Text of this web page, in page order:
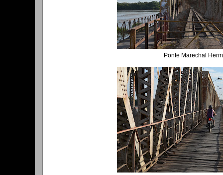
Ponte Marechal